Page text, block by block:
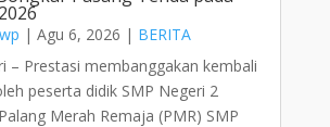
| Agu 6, 2026 | BERITA
– Prestasi membanggakan kembali
peserta didik SMP Negeri 2
Merah Remaja (PMR) SMP